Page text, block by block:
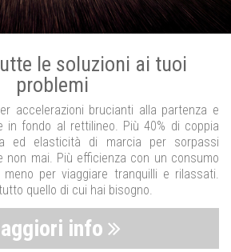
le soluzioni ai tuoi
problemi
accelerazioni brucianti alla partenza e
in fondo al rettilineo. Più 40% di coppia
ed elasticità di marcia per sorpassi
non mai. Più efficienza con un consumo
per viaggiare tranquilli e rilassati.
quello di cui hai bisogno.
info